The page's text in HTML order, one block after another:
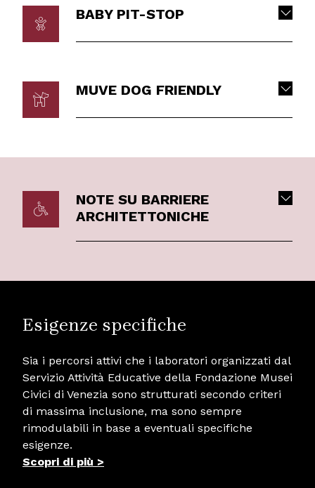
BABY PIT-STOP
MUVE DOG FRIENDLY
NOTE SU BARRIERE
ARCHITETTONICHE
Esigenze specifiche
Sia i percorsi attivi che i laboratori organizzati dal
Servizio Attività Educative della Fondazione Musei
Civici di Venezia sono strutturati secondo criteri
di massima inclusione, ma sono sempre
rimodulabili in base a eventuali specifiche
esigenze.
Scopri di più >